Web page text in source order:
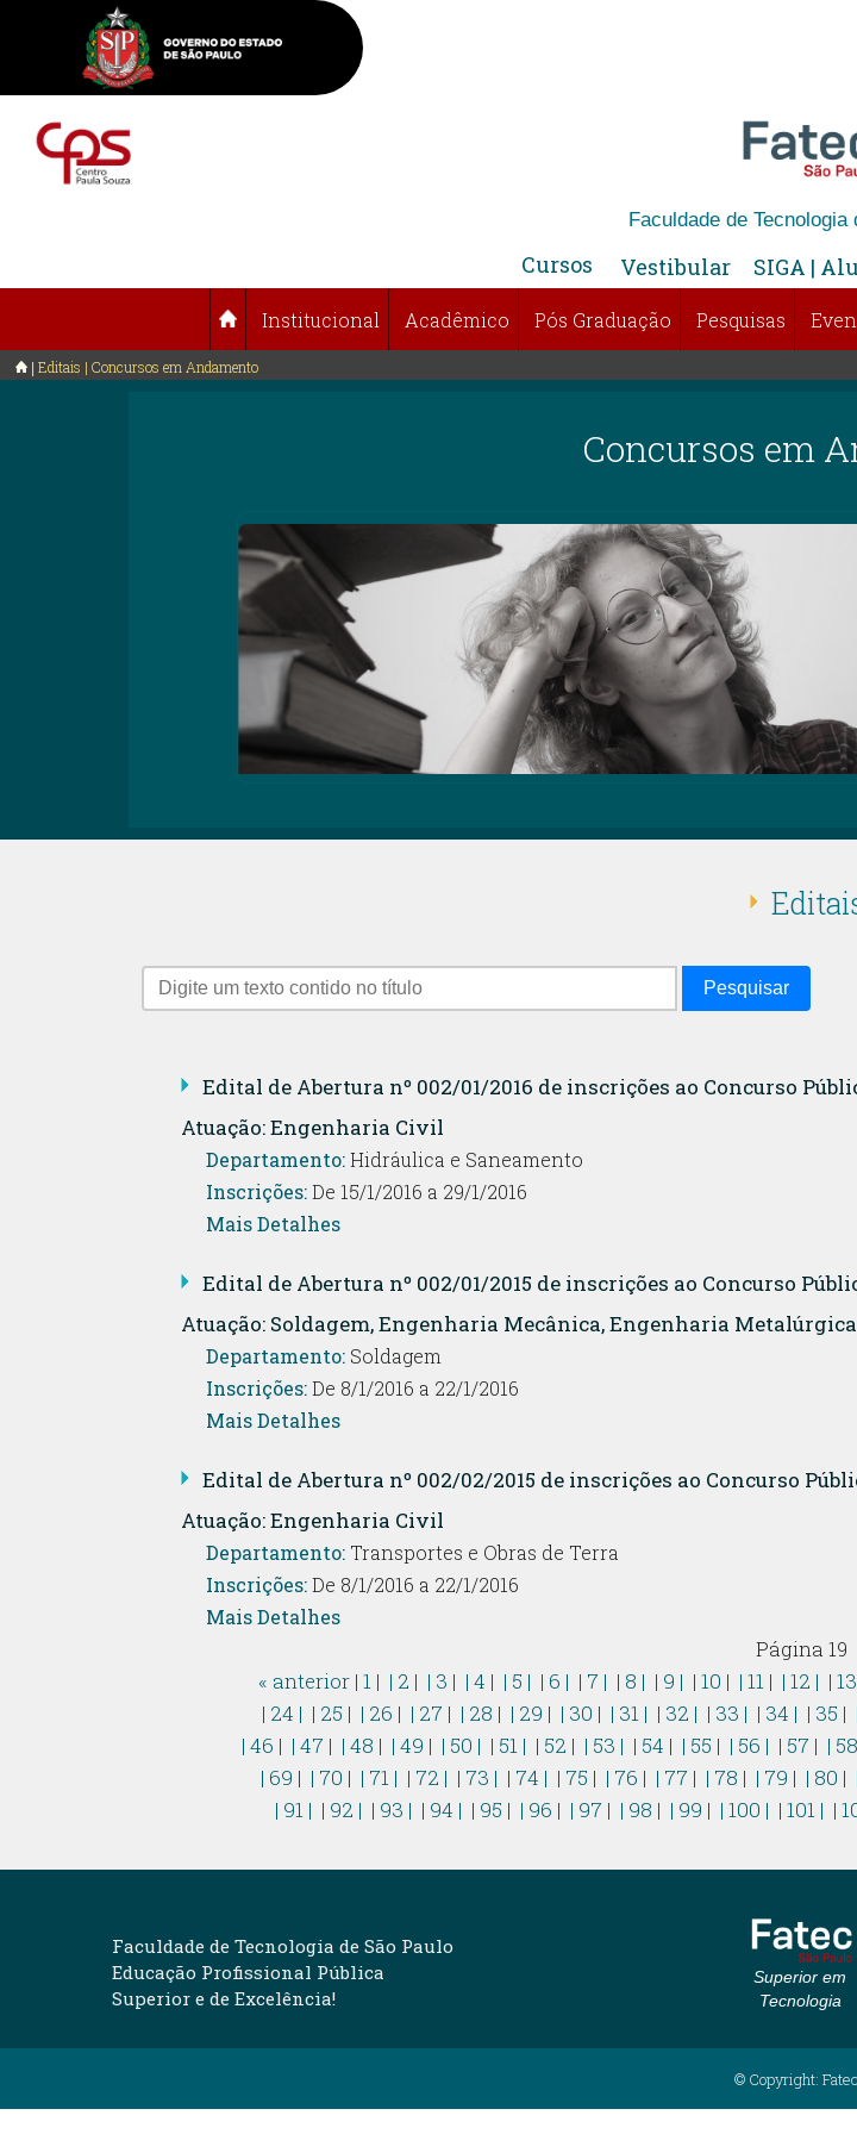
Faculdade de Tecnologia
Cursos Vestibular SIGA |
Institucional Acadêmico Pós Graduação Pesquisas
Editais | Concursos em Andamento
Concursos em
Pesquisar
Edital de Abertura nº 002/01/2016 de inscrições ao Concurso
Atuação: Engenharia Civil
Departamento:Hidráulica e Saneamento
Inscrições:De 15/1/2016 a 29/1/2016
Mais Detalhes
Edital de Abertura nº 002/01/2015 de inscrições ao Concurso
Atuação: Soldagem, Engenharia Mecânica, Engenharia
Departamento:Soldagem
Inscrições:De 8/1/2016 a 22/1/2016
Mais Detalhes
Edital de Abertura nº 002/02/2015 de inscrições ao Concurso
Atuação: Engenharia Civil
Departamento:Transportes e Obras de Terra
Inscrições:De 8/1/2016 a 22/1/2016
Mais Detalhes
Página 19
« anterior | 1 | | 2 | | 3 | | 4 | | 5 | | 6 | | 7 | | 8 | | 9 | | 10 | | 11 | | 12 | |
| 24 | | 25 | | 26 | | 27 | | 28 | | 29 | | 30 | | 31 | | 32 | | 33 | | 34 | | 35 |
| 46 | | 47 | | 48 | | 49 | | 50 | | 51 | | 52 | | 53 | | 54 | | 55 | | 56 | | 57 | |
| 69 | | 70 | | 71 | | 72 | | 73 | | 74 | | 75 | | 76 | | 77 | | 78 | | 79 | | 80 |
| 91 | | 92 | | 93 | | 94 | | 95 | | 96 | | 97 | | 98 | | 99 | | 100 | | 101 | |
Superior em
Tecnologia
Faculdade de Tecnologia de São Paulo
Educação Profissional Pública
Superior e de Excelência!
© Copyright: